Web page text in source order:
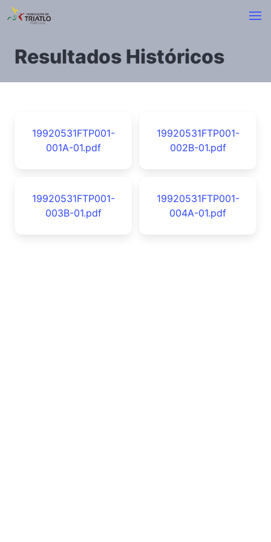
Resultados Históricos
19920531FTP001-
001A-01.pdf
19920531FTP001-
002B-01.pdf
19920531FTP001-
003B-01.pdf
19920531FTP001-
004A-01.pdf